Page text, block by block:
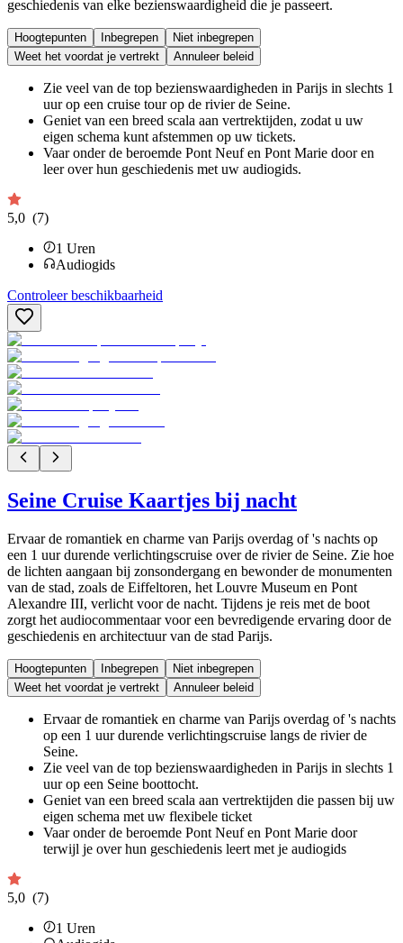
geschiedenis van elke bezienswaardigheid die je passeert.
Hoogtepunten Inbegrepen
Niet inbegrepen
Weet het voordat je vertrekt
Annuleer beleid
Zie veel van de top bezienswaardigheden in Parijs in slechts 1
uur op een cruise tour op de rivier de Seine.
Geniet van een breed scala aan vertrektijden, zodat u uw
eigen schema kunt afstemmen op uw tickets.
Vaar onder de beroemde Pont Neuf en Pont Marie door en
leer over hun geschiedenis met uw audiogids.
5,0 (7)
1 Uren
Audiogids
Controleer beschikbaarheid
Seine Cruise Kaartjes bij nacht
Ervaar de romantiek en charme van Parijs overdag of 's nachts op
een 1 uur durende verlichtingscruise over de rivier de Seine. Zie hoe
de lichten aangaan bij zonsondergang en bewonder de monumenten
van de stad, zoals de Eiffeltoren, het Louvre Museum en Pont
Alexandre III, verlicht voor de nacht. Tijdens je reis met de boot
zorgt het audiocommentaar voor een bevredigende ervaring door de
geschiedenis en architectuur van de stad Parijs.
Hoogtepunten Inbegrepen
Niet inbegrepen
Weet het voordat je vertrekt
Annuleer beleid
Ervaar de romantiek en charme van Parijs overdag of 's nachts
op een 1 uur durende verlichtingscruise langs de rivier de
Seine.
Zie veel van de top bezienswaardigheden in Parijs in slechts 1
uur op een Seine boottocht.
Geniet van een breed scala aan vertrektijden die passen bij uw
eigen schema met uw flexibele ticket
Vaar onder de beroemde Pont Neuf en Pont Marie door
terwijl je over hun geschiedenis leert met je audiogids
5,0 (7)
1 Uren